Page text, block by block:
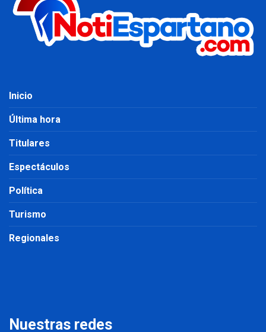
Inicio
Última hora
Titulares
Espectáculos
Política
Turismo
Regionales
Nuestras redes